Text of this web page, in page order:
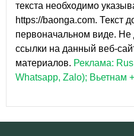
текста необходимо
https://baonga.com. Текст
первоначальном виде. Не
ссылки на данный веб-
материалов. Реклама:
Whatsapp, Zalo); Вьетнам